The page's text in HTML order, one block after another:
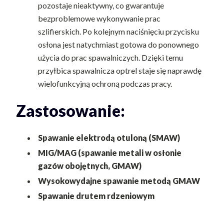
pozostaje nieaktywny, co gwarantuje
bezproblemowe wykonywanie prac
szlifierskich. Po kolejnym naciśnięciu przycisku
osłona jest natychmiast gotowa do ponownego
użycia do prac spawalniczych. Dzięki temu
przyłbica spawalnicza optrel staje się naprawdę
wielofunkcyjną ochroną podczas pracy.
Zastosowanie:
Spawanie elektrodą otuloną (SMAW)
MIG/MAG (spawanie metali w osłonie
gazów obojętnych, GMAW)
Wysokowydajne spawanie metodą GMAW
Spawanie drutem rdzeniowym